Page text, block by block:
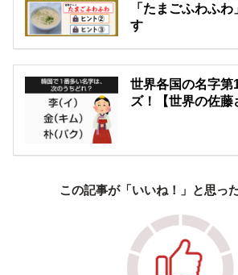
「たまごふわふ
す
世界各国の名字第
ズ！【世界の佐藤
この記事が「いいね！」と思っ